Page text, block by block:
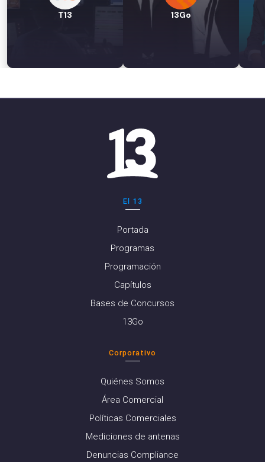
T13 13Go
El 13
Portada
Programas
Programación
Capítulos
Bases de Concursos
13Go
Corporativo
Quiénes Somos
Área Comercial
Políticas Comerciales
Mediciones de antenas
Denuncias Compliance